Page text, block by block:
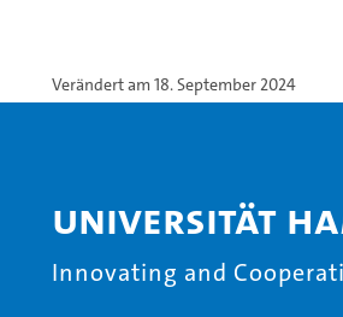
Verändert am 18. September 2024
Universität
Innovating and